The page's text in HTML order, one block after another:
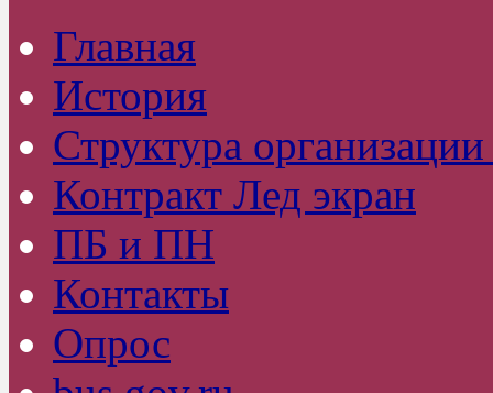
Главная
История
Структура
Контракт Лед экран
ПБ и ПН
Контакты
Опрос